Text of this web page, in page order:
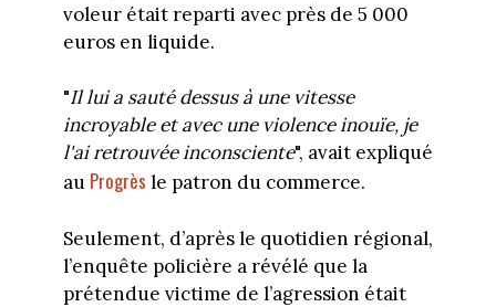
voleur était reparti avec près de 5 000
euros en liquide.
"Il lui a sauté dessus à une vitesse
incroyable et avec une violence inouïe, je
l'ai retrouvée inconsciente", avait expliqué
au Progrès le patron du commerce.
Seulement, d’après le quotidien régional,
l’enquête policière a révélé que la
prétendue victime de l’agression était